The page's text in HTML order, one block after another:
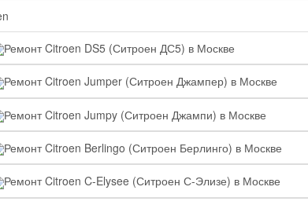
Ремонт Citroen DS5 (Ситроен ДС5) в Москве
Ремонт Citroen Jumper (Ситроен Джампер) в Москве
Ремонт Citroen Jumpy (Ситроен Джампи) в Москве
Ремонт Citroen Berlingo (Ситроен Берлинго) в Москве
Ремонт Citroen C-Elysee (Ситроен С-Элизе) в Москве